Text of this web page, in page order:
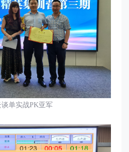
单实战PK亚军